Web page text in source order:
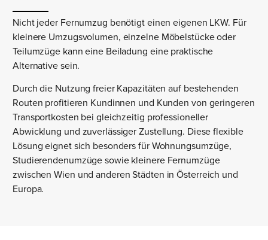
Nicht jeder Fernumzug benötigt einen eigenen LKW. Für
kleinere Umzugsvolumen, einzelne Möbelstücke oder
Teilumzüge kann eine Beiladung eine praktische
Alternative sein.
Durch die Nutzung freier Kapazitäten auf bestehenden
Routen profitieren Kundinnen und Kunden von geringeren
Transportkosten bei gleichzeitig professioneller
Abwicklung und zuverlässiger Zustellung. Diese flexible
Lösung eignet sich besonders für Wohnungsumzüge,
Studierendenumzüge sowie kleinere Fernumzüge
zwischen Wien und anderen Städten in Österreich und
Europa.